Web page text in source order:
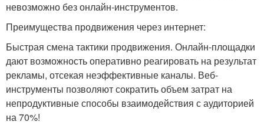
невозможно без онлайн-инструментов.
Преимущества продвижения через интернет:
Быстрая смена тактики продвижения. Онлайн-площадки
дают возможность оперативно реагировать на результат
рекламы, отсекая неэффективные каналы. Веб-
инструменты позволяют сократить объем затрат на
непродуктивные способы взаимодействия с аудиторией
на 70%!